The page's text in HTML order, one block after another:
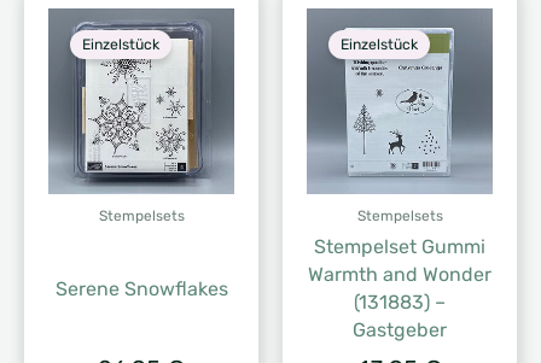
Einzelstück
Stempelsets
Serene Snowflakes
Einzelstück
Stempelsets
Stempelset Gummi
Warmth and Wonder
(131883) –
Gastgeber